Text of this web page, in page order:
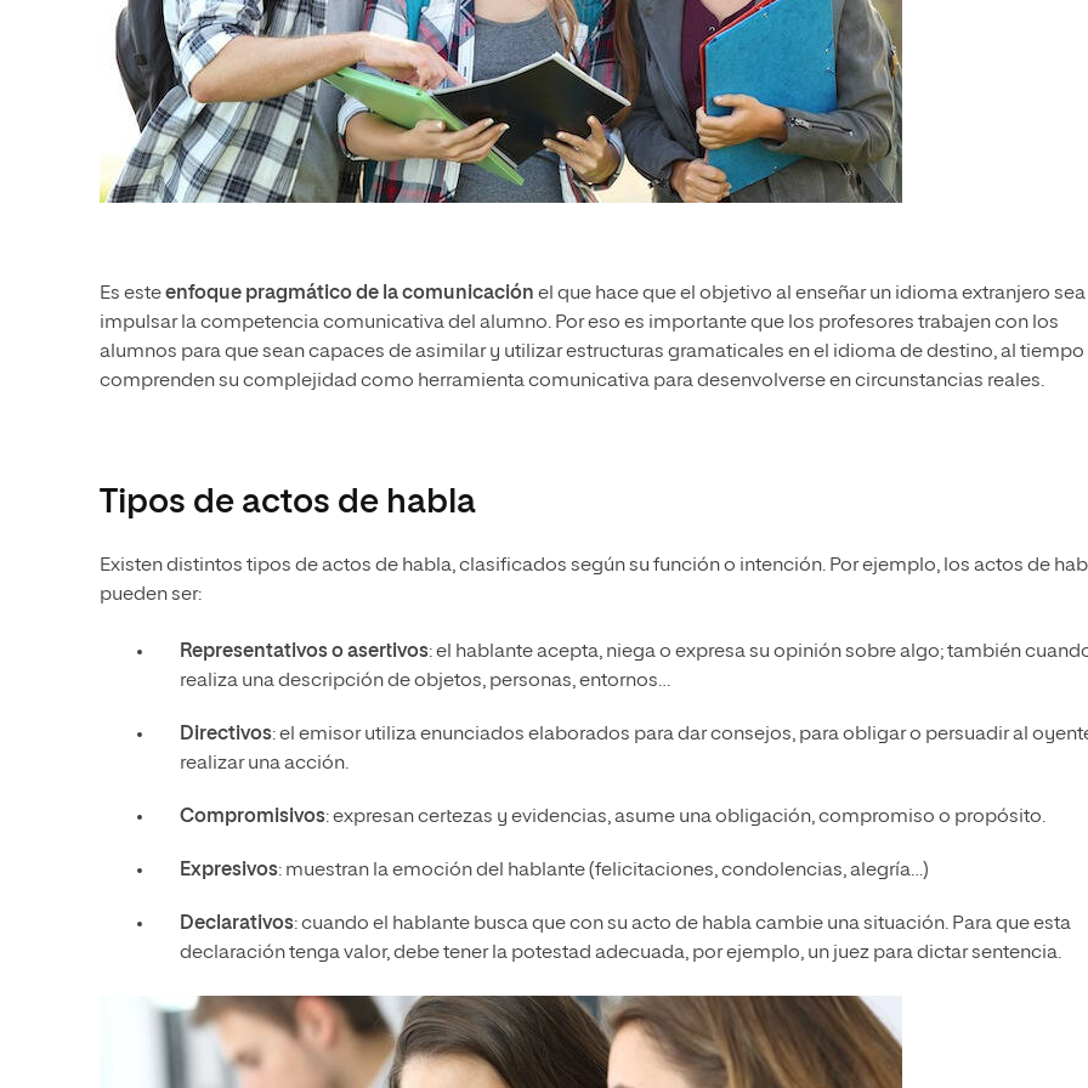
Es esteenfoque pragmático de la comunicación el que hace que el objetivo al enseñar un idioma extranjero sea
impulsar la competencia comunicativa del alumno. Por eso es importante que los profesores trabajen con los
alumnos para que sean capaces de asimilar y utilizar estructuras gramaticales en el idioma de destino, al tiempo
comprenden su complejidad como herramienta comunicativa para desenvolverse en circunstancias reales.
Tipos de actos de habla
Existen distintos tipos de actos de habla, clasificados según su función o intención. Por ejemplo, los actos de
pueden ser:
Representativos o asertivos: el hablante acepta, niega o expresa su opinión sobre algo; también
realiza una descripción de objetos, personas, entornos…
Directivos: el emisor utiliza enunciados elaborados para dar consejos, para obligar o persuadir al
realizar una acción.
Compromisivos: expresan certezas y evidencias, asume una obligación, compromiso o propósito.
Expresivos: muestran la emoción del hablante (felicitaciones, condolencias, alegría…)
Declarativos: cuando el hablante busca que con su acto de habla cambie una situación. Para que esta
declaración tenga valor, debe tener la potestad adecuada, por ejemplo, un juez para dictar sentencia.